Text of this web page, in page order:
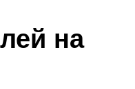
на